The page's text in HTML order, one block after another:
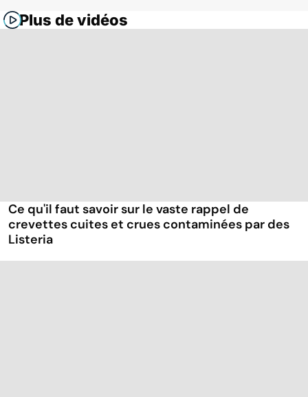
Plus de vidéos
Ce qu'il faut savoir sur le vaste rappel de
crevettes cuites et crues contaminées par des
Listeria